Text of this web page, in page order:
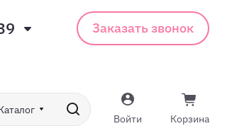
Заказать звонок
Войти Корзина